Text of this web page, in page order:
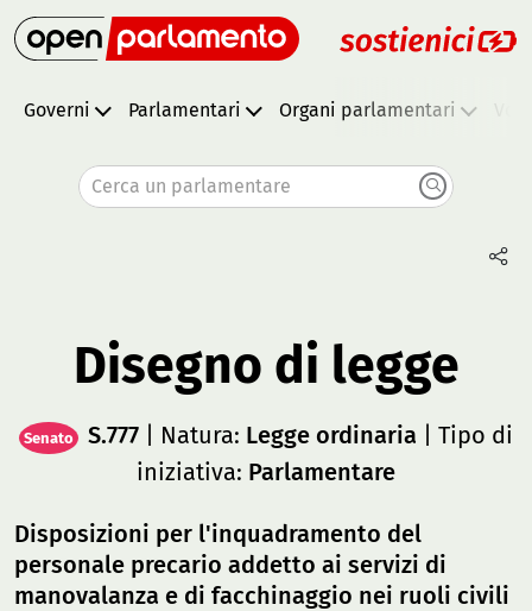
Governi Parlamentari Organi parlamentari
Cerca un parlamentare
Disegno di legge
Senato S.777 | Natura: Legge ordinaria | Tipo di
iniziativa: Parlamentare
Disposizioni per l'inquadramento del
personale precario addetto ai servizi di
manovalanza e di facchinaggio nei ruoli civili